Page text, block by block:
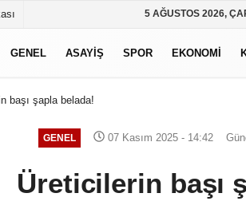
5 AĞUSTOS 2026,
GENEL ASAYİŞ SPOR EKONOMİ
başı şapla belada!
GENEL 07 Kasım 2025 - 14:42
Üreticilerin başı